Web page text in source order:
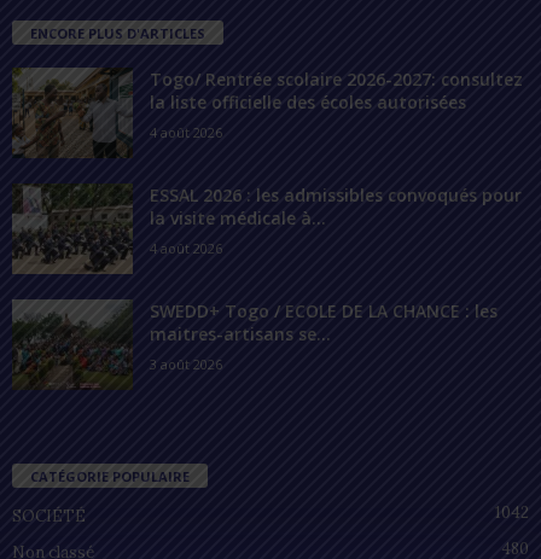
ENCORE PLUS D'ARTICLES
Togo/ Rentrée scolaire 2026-2027: consultez
la liste officielle des écoles autorisées
4 août 2026
ESSAL 2026 : les admissibles convoqués pour
la visite médicale à...
4 août 2026
SWEDD+ Togo / ECOLE DE LA CHANCE : les
maitres-artisans se...
3 août 2026
CATÉGORIE POPULAIRE
SOCIÉTÉ
1042
Non classé
480